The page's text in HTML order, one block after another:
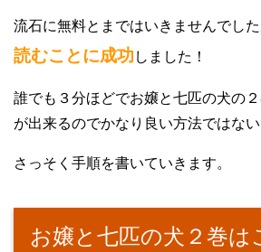
流石に無料とまではいきませんでし
読むことに成功 しました！
誰でも３分ほどでお嬢と七匹の犬の
が出来るのでかなり良い方法ではない
さっそく手順を書いていきます。
お嬢と七匹の犬２巻は